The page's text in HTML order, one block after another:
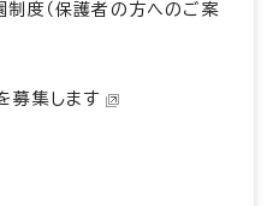
度（保護者の方へのご案
募集します